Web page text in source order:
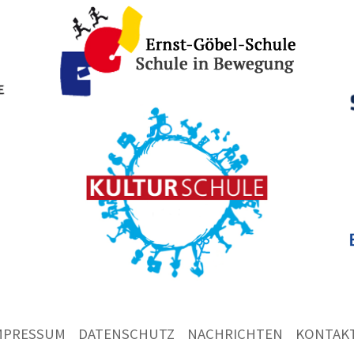
DATENSCHUTZ NACHRICHTEN